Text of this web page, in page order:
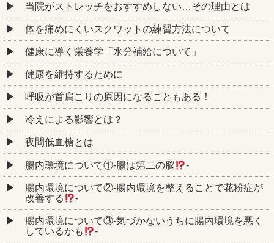
当院がストレッチをおすすめしない…その理由とは
体を痛めにくいスクワットの練習方法について
健康に導く栄養学「水分補給について」
健康を維持するために
呼吸が首肩こりの原因になることもある！
冷えによる影響とは？
夜間低血糖とは
腸内環境について①‐腸は第二の脳 ‐
腸内環境について②‐腸内環境を整えることで花粉症が
改善する
‐
腸内環境について③‐気づかないうちに腸内環境を悪く
しているかも
‐